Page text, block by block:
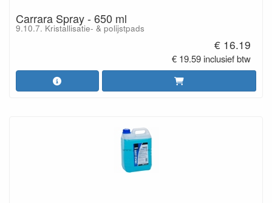
Carrara Spray - 650 ml
9.10.7. Kristallisatie- & polijstpads
€ 16.19
€ 19.59 inclusief btw